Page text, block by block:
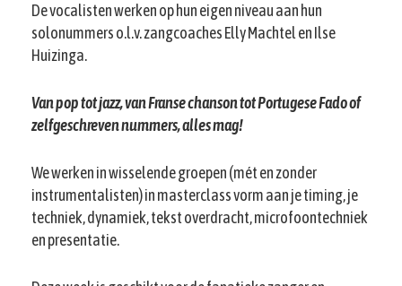
De vocalisten werken op hun eigen niveau aan hun
solonummers o.l.v. zangcoaches Elly Machtel en Ilse
Huizinga.
Van pop tot jazz, van Franse chanson tot Portugese Fado of
zelfgeschreven nummers, alles mag!
We werken in wisselende groepen (mét en zonder
instrumentalisten) in masterclass vorm aan je timing, je
techniek, dynamiek, tekst overdracht, microfoontechniek
en presentatie.